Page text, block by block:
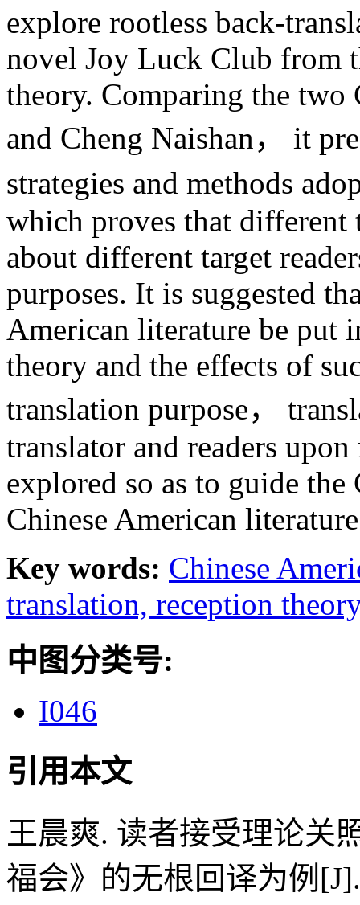
explore rootless back-
novel Joy Luck Club from
theory. Comparing the two
and Cheng Naishan， it
strategies and methods
which proves that different
about different target
purposes. It is suggested
American literature be put
theory and the effects of
translation purpose，
translator and readers
explored so as to guide
Chinese American
Key words: Chinese
translation, reception
中图分类号:
I046
引用本文
王晨爽. 读者接受理论关
福会》的无根回译为例